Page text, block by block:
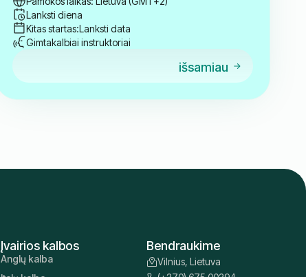
Lanksti diena
Kitas startas:Lanksti data
Gimtakalbiai instruktoriai
išsamiau
Įvairios kalbos
Anglų kalba
Bendraukime
Vilnius, Lietuva